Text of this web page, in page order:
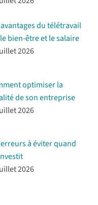
du télétravail
bien-être et le salaire
2026
optimiser la
de son entreprise
2026
à éviter quand
2026